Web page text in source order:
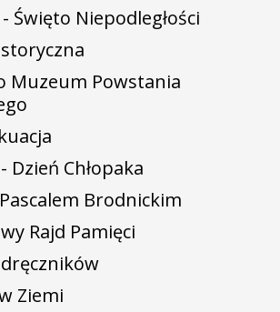
Święto Niepodległości
Muzeum Powstania
Dzień Chłopaka
Brodnickim
Rajd Pamięci
Ziemi